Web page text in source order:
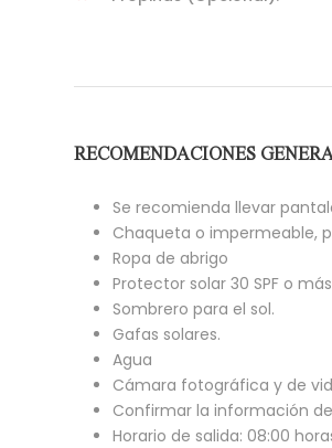
RECOMENDACIONES
Se recomienda llevar
Chaqueta o impermeable,
Ropa de abrigo
Protector solar 30 SPF o
Sombrero para el sol.
Gafas solares.
Agua
Cámara fotográfica y de
Confirmar la información
Horario de salida: 08:00